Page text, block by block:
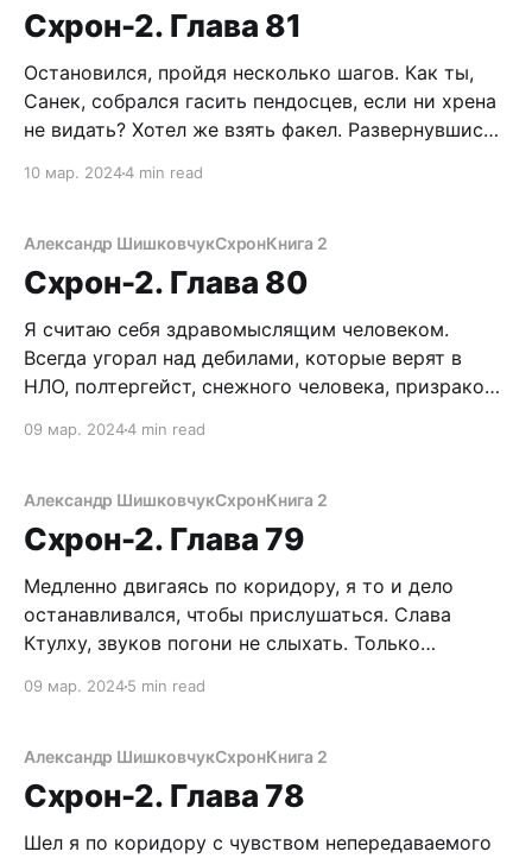
наглухо сдвинут на всю башню, люто контужен
Схрон-2. Глава 81
Остановился, пройдя несколько шагов. Как ты,
Санек, собрался гасить пендосцев, если ни хрена
не видать? Хотел же взять факел. Развернувшись,
обещанная помощь духов? Пока только
сводами моего пуленепробиваемого черепа.
Развел, колдун ушлый, полюбасу развел. Как в
10 мар. 20244 min read
Александр ШишковчукСхронКнига 2
Схрон-2. Глава 80
Я считаю себя здравомыслящим человеком.
Всегда угорал над дебилами, которые верят в
НЛО, полтергейст, снежного человека, призраков
тупо спекулируют на невежестве толпы, втюхивая
совершенный мозг выживальщика надежно
защищен от подобной чепухи железобетонной
стеной внутренних установок. Однако сейчас, под
09 мар. 20244 min read
Александр ШишковчукСхронКнига 2
Схрон-2. Глава 79
Медленно двигаясь по коридору, я то и дело
останавливался, чтобы прислушаться. Слава
Ктулху, звуков погони не слыхать. Только
рвущейся паутины, да тяжелый метроном капели.
канализация такая? Где колодцы, где выходы
наверх? Кстати, о колодцах. Пять минут
09 мар. 20245 min read
Александр ШишковчукСхронКнига 2
Схрон-2. Глава 78
Шел я по коридору с чувством непередаваемого